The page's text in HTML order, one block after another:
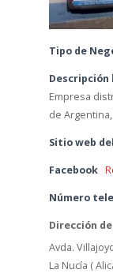
Tipo de
Empresa
de
Sitio web
Facebook
Número
Dirección
Avda.
La Nucía (